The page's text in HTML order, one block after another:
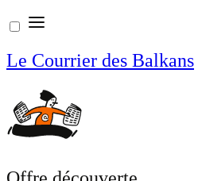
Aller
au
contenu
Le Courrier des Balkans